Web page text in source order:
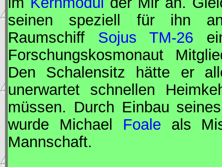
seinen speziell für ihn
Raumschiff Sojus TM-26
Forschungskosmonaut
Den Schalensitz hätte er
unerwartet schnellen
müssen. Durch Einbau
wurde Michael Foale als
Mannschaft.